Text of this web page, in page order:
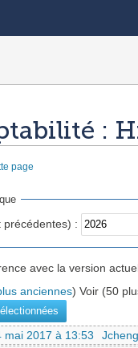
:
page
:
avec la version
anciennes) Voir (50
mai 2017 à 13:53 Jcheng